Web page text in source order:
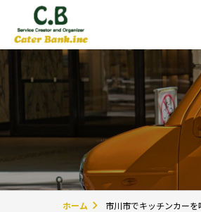
ホーム 市川市でキッチンカー